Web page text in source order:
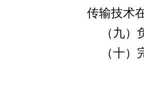
传输技术
（九）
（十）